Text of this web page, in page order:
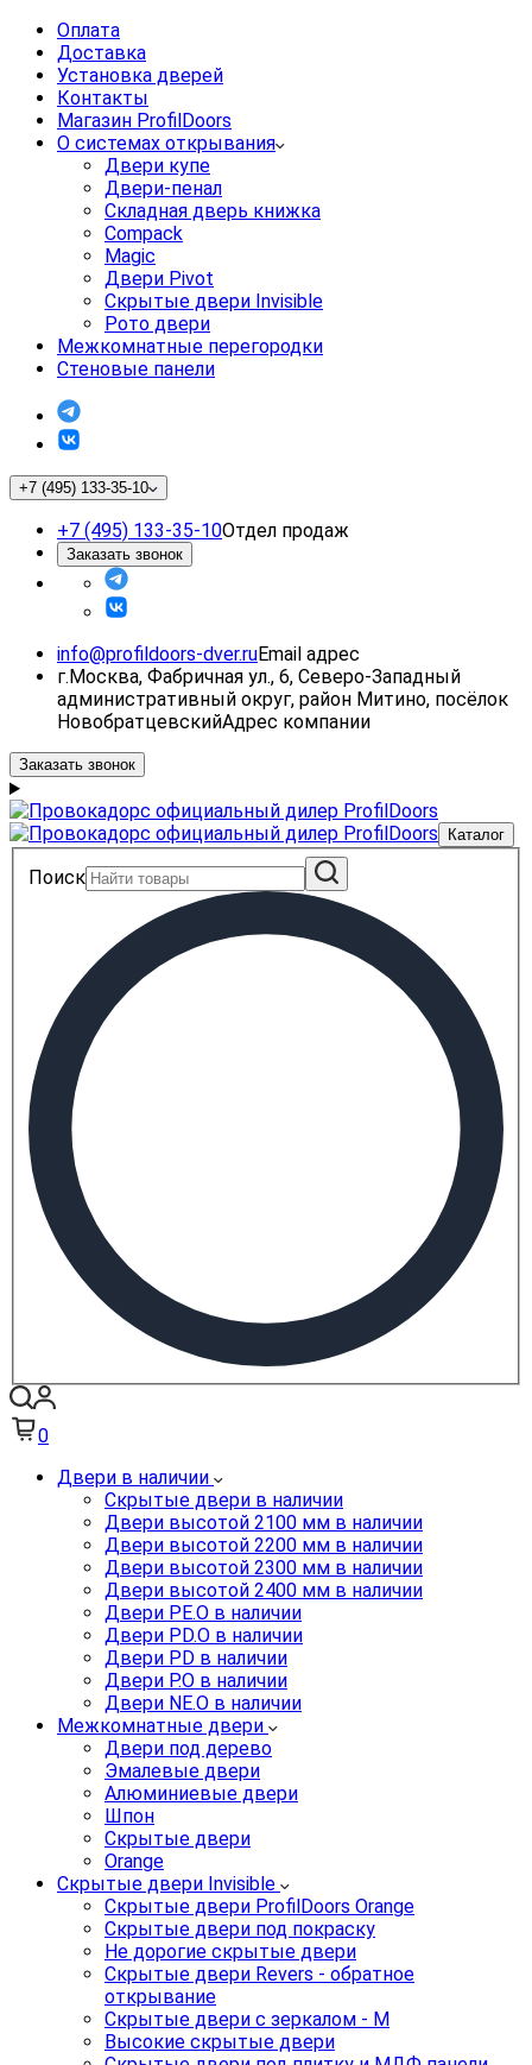
Оплата
Доставка
Установка дверей
Контакты
Магазин ProfilDoors
О системах открывания
Двери купе
Двери-пенал
Складная дверь книжка
Compack
Magic
Двери Pivot
Скрытые двери Invisible
Рото двери
Межкомнатные перегородки
Стеновые панели
+7 (495) 133-35-10
+7 (495) 133-35-10Отдел продаж
Заказать звонок
info@profildoors-dver.ruEmail адрес
г.Москва, Фабричная ул., 6, Северо-Западный
административный округ, район Митино, посёлок
НовобратцевскийАдрес компании
Заказать звонок
Каталог
Поиск
0
Двери в наличии
Скрытые двери в наличии
Двери высотой 2100 мм в наличии
Двери высотой 2200 мм в наличии
Двери высотой 2300 мм в наличии
Двери высотой 2400 мм в наличии
Двери PE.O в наличии
Двери PD.O в наличии
Двери PD в наличии
Двери P.O в наличии
Двери NE.O в наличии
Межкомнатные двери
Двери под дерево
Эмалевые двери
Алюминиевые двери
Шпон
Скрытые двери
Orange
Скрытые двери Invisible
Скрытые двери ProfilDoors Orange
Скрытые двери под покраску
Не дорогие скрытые двери
Скрытые двери Revers - обратное
открывание
Скрытые двери с зеркалом - M
Высокие скрытые двери